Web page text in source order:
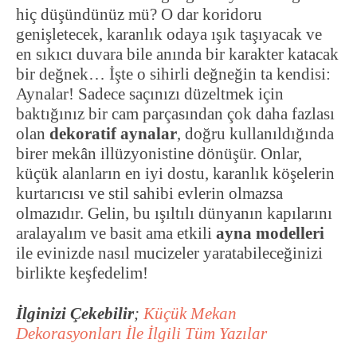
hiç düşündünüz mü? O dar koridoru
genişletecek, karanlık odaya ışık taşıyacak ve
en sıkıcı duvara bile anında bir karakter katacak
bir değnek… İşte o sihirli değneğin ta kendisi:
Aynalar! Sadece saçınızı düzeltmek için
baktığınız bir cam parçasından çok daha fazlası
olan dekoratif aynalar, doğru kullanıldığında
birer mekân illüzyonistine dönüşür. Onlar,
küçük alanların en iyi dostu, karanlık köşelerin
kurtarıcısı ve stil sahibi evlerin olmazsa
olmazıdır. Gelin, bu ışıltılı dünyanın kapılarını
aralayalım ve basit ama etkili ayna modelleri
ile evinizde nasıl mucizeler yaratabileceğinizi
birlikte keşfedelim!
İlginizi Çekebilir; Küçük Mekan
Dekorasyonları İle İlgili Tüm Yazılar